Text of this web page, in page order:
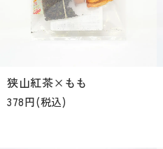
狭山紅茶×もも
378円(税込)